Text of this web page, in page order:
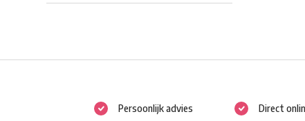
Persoonlijk advies Direct